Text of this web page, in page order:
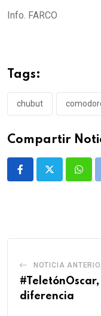
Info. FARCO
Tags:
chubut
Compartir
NOTICIA
diferencia